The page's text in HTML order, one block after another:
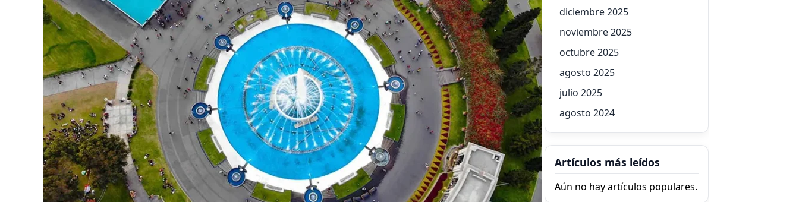
diciembre 2025
noviembre 2025
octubre 2025
agosto 2025
julio 2025
agosto 2024
Artículos más leídos
Aún no hay artículos populares.